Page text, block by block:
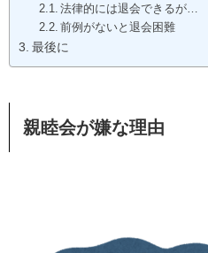
法律的には退会できるが…
前例がないと退会困難
最後に
親睦会が嫌な理由